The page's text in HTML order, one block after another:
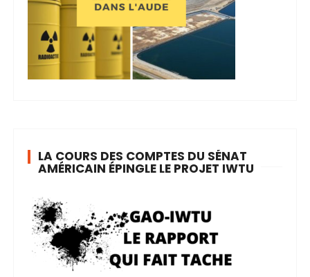
LA COURS DES COMPTES DU SÉNAT
AMÉRICAIN ÉPINGLE LE PROJET IWTU